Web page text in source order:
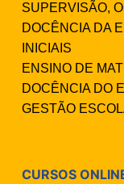
SUPERVISÃO,
DOCÊNCIA DA
INICIAIS
ENSINO DE
DOCÊNCIA DO
GESTÃO
CURSOS